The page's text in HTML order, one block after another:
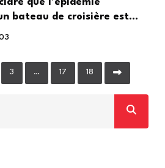
que l'épidémie
bateau de croisière est
3 … 17 18